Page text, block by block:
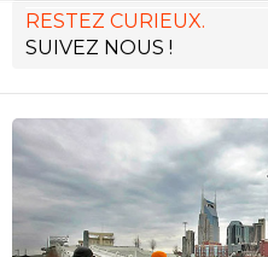
RESTEZ CURIEUX.
SUIVEZ NOUS !